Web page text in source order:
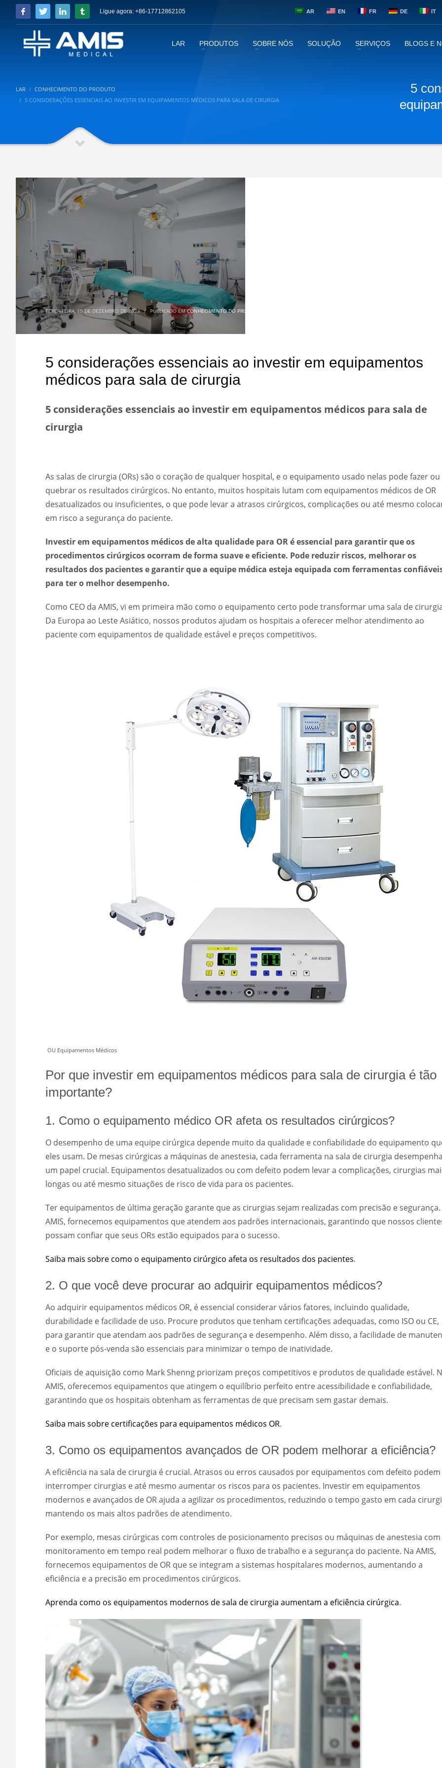
Ligue agora: +86-17712862105 AR EN FR DE IT
LAR PRODUTOS SOBRE NÓS SOLUÇÃO SERVIÇOS BLOGS E
LAR
CONHECIMENTO DO PRODUTO
5 CONSIDERAÇÕES ESSENCIAIS AO INVESTIR EM EQUIPAMENTOS MÉDICOS PARA SALA DE CIRURGIA
5
TERÇA-FEIRA, 19 DE DEZEMBRO DE 2023 / PUBLICADO EMCONHECIMENTO DO PRODUTO
5 considerações essenciais ao investir em equipamentos
médicos para sala de cirurgia
5 considerações essenciais ao investir em equipamentos médicos para sala de
cirurgia
As salas de cirurgia (ORs) são o coração de qualquer hospital, e o equipamento usado nelas pode fazer ou
quebrar os resultados cirúrgicos. No entanto, muitos hospitais lutam com equipamentos médicos de OR
desatualizados ou insuficientes, o que pode levar a atrasos cirúrgicos, complicações ou até mesmo
em risco a segurança do paciente.
Investir em equipamentos médicos de alta qualidade para OR é essencial para garantir que os
procedimentos cirúrgicos ocorram de forma suave e eficiente. Pode reduzir riscos, melhorar os
resultados dos pacientes e garantir que a equipe médica esteja equipada com ferramentas
para ter o melhor desempenho.
Como CEO da AMIS, vi em primeira mão como o equipamento certo pode transformar uma sala de
Da Europa ao Leste Asiático, nossos produtos ajudam os hospitais a oferecer melhor atendimento ao
paciente com equipamentos de qualidade estável e preços competitivos.
OU Equipamentos Médicos
Por que investir em equipamentos médicos para sala de cirurgia é tão
importante?
1. Como o equipamento médico OR afeta os resultados cirúrgicos?
O desempenho de uma equipe cirúrgica depende muito da qualidade e confiabilidade do equipamento
eles usam. De mesas cirúrgicas a máquinas de anestesia, cada ferramenta na sala de cirurgia desempenha
um papel crucial. Equipamentos desatualizados ou com defeito podem levar a complicações, cirurgias
longas ou até mesmo situações de risco de vida para os pacientes.
Ter equipamentos de última geração garante que as cirurgias sejam realizadas com precisão e segurança.
AMIS, fornecemos equipamentos que atendem aos padrões internacionais, garantindo que nossos
possam confiar que seus ORs estão equipados para o sucesso.
Saiba mais sobre como o equipamento cirúrgico afeta os resultados dos pacientes.
2. O que você deve procurar ao adquirir equipamentos médicos?
Ao adquirir equipamentos médicos OR, é essencial considerar vários fatores, incluindo qualidade,
durabilidade e facilidade de uso. Procure produtos que tenham certificações adequadas, como ISO ou CE,
para garantir que atendam aos padrões de segurança e desempenho. Além disso, a facilidade de
e o suporte pós-venda são essenciais para minimizar o tempo de inatividade.
Oficiais de aquisição como Mark Shenng priorizam preços competitivos e produtos de qualidade estável.
AMIS, oferecemos equipamentos que atingem o equilíbrio perfeito entre acessibilidade e confiabilidade,
garantindo que os hospitais obtenham as ferramentas de que precisam sem gastar demais.
Saiba mais sobre certificações para equipamentos médicos OR.
3. Como os equipamentos avançados de OR podem melhorar a eficiência?
A eficiência na sala de cirurgia é crucial. Atrasos ou erros causados por equipamentos com defeito podem
interromper cirurgias e até mesmo aumentar os riscos para os pacientes. Investir em equipamentos
modernos e avançados de OR ajuda a agilizar os procedimentos, reduzindo o tempo gasto em cada
mantendo os mais altos padrões de atendimento.
Por exemplo, mesas cirúrgicas com controles de posicionamento precisos ou máquinas de anestesia com
monitoramento em tempo real podem melhorar o fluxo de trabalho e a segurança do paciente. Na AMIS,
fornecemos equipamentos de OR que se integram a sistemas hospitalares modernos, aumentando a
eficiência e a precisão em procedimentos cirúrgicos.
Aprenda como os equipamentos modernos de sala de cirurgia aumentam a eficiência cirúrgica.